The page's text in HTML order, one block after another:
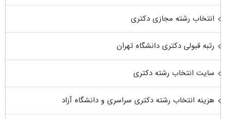
انتخاب رشته مجازی دکتری
رتبه قبولی دکتری دانشگاه تهران
سایت انتخاب رشته دکتری
هزینه انتخاب رشته دکتری سراسری و دانشگاه آزاد